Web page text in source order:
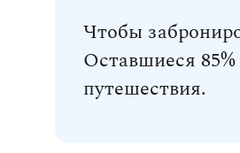
Чтобы
Оставшиеся
путешествия.